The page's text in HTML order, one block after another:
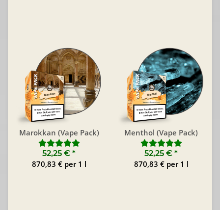
Marokkan (Vape Pack)
52,25 € *
870,83 € per 1 l
Menthol (Vape Pack)
52,25 € *
870,83 € per 1 l